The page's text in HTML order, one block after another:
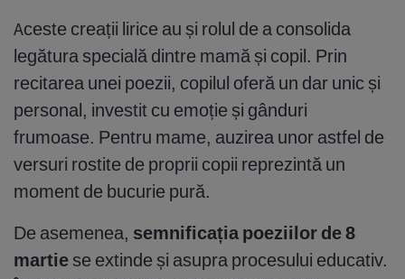
Aceste creații lirice au și rolul de a consolida
legătura specială dintre mamă și copil. Prin
recitarea unei poezii, copilul oferă un dar unic și
personal, investit cu emoție și gânduri
frumoase. Pentru mame, auzirea unor astfel de
versuri rostite de proprii copii reprezintă un
moment de bucurie pură.
De asemenea, semnificația poeziilor de 8
martie se extinde și asupra procesului educativ.